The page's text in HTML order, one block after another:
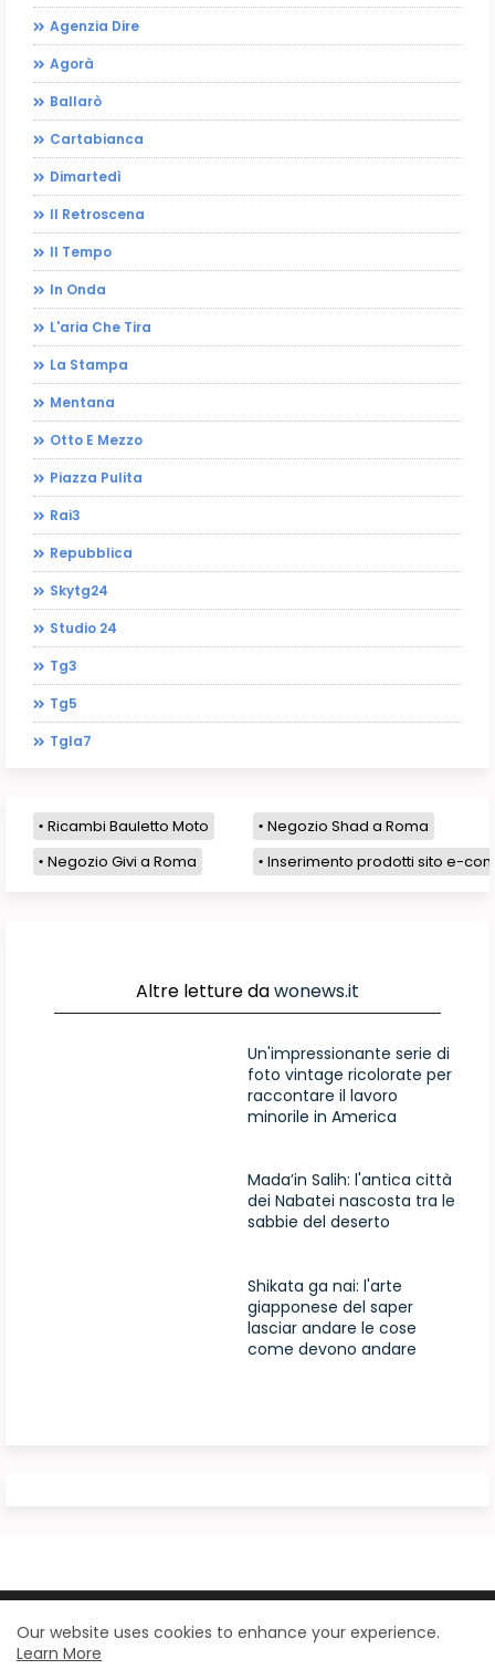
Agenzia Dire
Agorà
Ballarò
Cartabianca
Dimartedì
Il Retroscena
Il Tempo
In Onda
L'aria Che Tira
La Stampa
Mentana
Otto E Mezzo
Piazza Pulita
Rai3
Repubblica
Skytg24
Studio 24
Tg3
Tg5
Tgla7
Ricambi Bauletto Moto
Negozio Shad a Roma
Negozio Givi a Roma
Inserimento prodotti sito e-
Altre letture dawonews.it
Un'impressionante serie di
foto vintage ricolorate per
raccontare il lavoro
minorile in America
Mada’in Salih: l'antica città
dei Nabatei nascosta tra le
sabbie del deserto
Shikata ga nai: l'arte
giapponese del saper
lasciar andare le cose
come devono andare
Design by - Blogger Templates
| Distributed by
Our website uses cookies to enhance your experience.
Learn More